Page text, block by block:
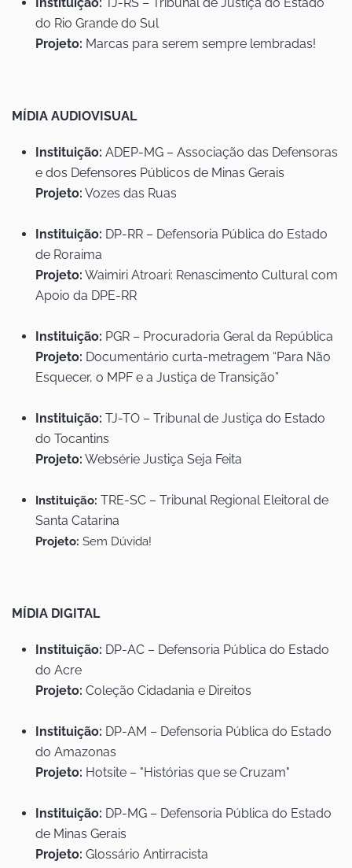
do Rio Grande do Sul
Projeto: Marcas para serem sempre lembradas!
MÍDIA AUDIOVISUAL
Instituição: ADEP-MG – Associação das Defensoras
e dos Defensores Públicos de Minas Gerais
Projeto: Vozes das Ruas
Instituição: DP-RR – Defensoria Pública do Estado
de Roraima
Projeto: Waimiri Atroari: Renascimento Cultural com
Apoio da DPE-RR
Instituição: PGR – Procuradoria Geral da República
Projeto: Documentário curta-metragem “Para Não
Esquecer, o MPF e a Justiça de Transição”
Instituição: TJ-TO – Tribunal de Justiça do Estado
do Tocantins
Projeto: Websérie Justiça Seja Feita
Instituição: TRE-SC – Tribunal Regional Eleitoral de
Santa Catarina
Projeto: Sem Dúvida!
MÍDIA DIGITAL
Instituição: DP-AC – Defensoria Pública do Estado
do Acre
Projeto: Coleção Cidadania e Direitos
Instituição: DP-AM – Defensoria Pública do Estado
do Amazonas
Projeto: Hotsite – "Histórias que se Cruzam"
Instituição: DP-MG – Defensoria Pública do Estado
de Minas Gerais
Projeto: Glossário Antirracista